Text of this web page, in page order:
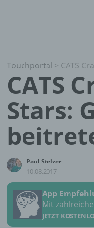
Touchportal > CATS
CATS
Stars:
Paul Stelzer
10.08.2017
App
Mit
JETZT